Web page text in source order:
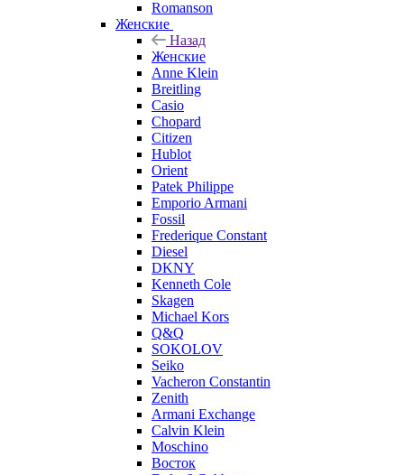
Romanson
Женские
Назад
Женские
Anne Klein
Breitling
Casio
Chopard
Citizen
Hublot
Orient
Patek Philippe
Emporio Armani
Fossil
Frederique Constant
Diesel
DKNY
Kenneth Cole
Skagen
Michael Kors
Q&Q
SOKOLOV
Seiko
Vacheron Constantin
Zenith
Armani Exchange
Calvin Klein
Moschino
Восток